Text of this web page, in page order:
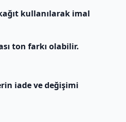
kullanılarak imal
ton farkı olabilir.
iade ve değişimi